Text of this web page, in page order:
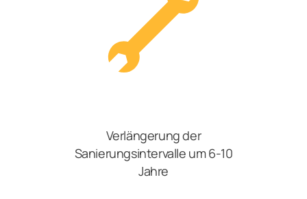
Verlängerung der
Sanierungsintervalle um 6-10
Jahre